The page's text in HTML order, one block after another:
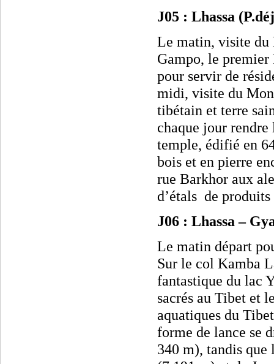
J05 : Lhassa
Le matin, visite du
Gampo, le
pour servir de
midi, visite du
tibétain et terre
chaque jour
temple, édifié en
bois et en pierre
rue Barkhor aux
d’étals de
J06 : Lhassa –
Le matin départ
Sur le col Kamba
fantastique du lac
sacrés au Tibet et
aquatiques du
forme de lance se
340 m), tandis que